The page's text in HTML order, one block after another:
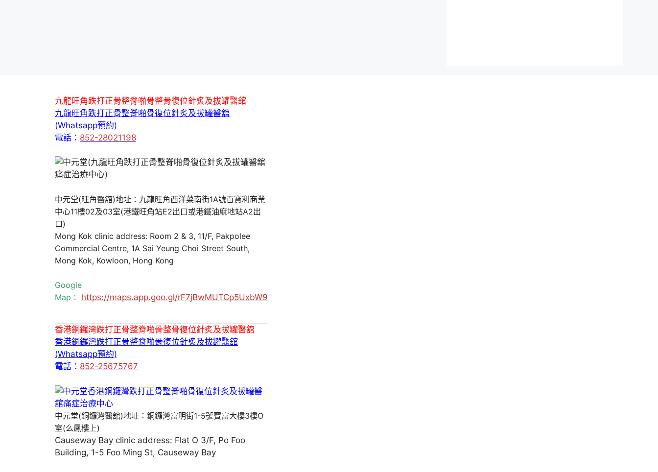
九龍旺角跌打正骨整脊啪骨整骨復位針炙及拔罐醫舘
九龍旺角跌打正骨整脊啪骨復位針炙及拔罐醫舘
(Whatsapp預約)
電話： 852-28021198
中元堂(旺角醫舘)地址：九龍旺角西洋菜南街1A號百寶利商業
中心11樓02及03室(港鐵旺角站E2出口或港鐵油麻地站A2出
口)
Mong Kok clinic address: Room 2 & 3, 11/F, Pakpolee
Commercial Centre, 1A Sai Yeung Choi Street South,
Mong Kok, Kowloon, Hong Kong
Google
Map： https://maps.app.goo.gl/rF7jBwMUTCp5UxbW9
香港銅鑼灣跌打正骨整脊啪骨整骨復位針炙及拔罐醫舘
香港銅鑼灣跌打正骨整脊啪骨復位針炙及拔罐醫舘
(Whatsapp預約)
電話： 852-25675767
中元堂(銅鑼灣醫舘)地址：銅鑼灣富明街1-5號寶富大樓3樓O
室(么鳳樓上)
Causeway Bay clinic address: Flat O 3/F, Po Foo
Building, 1-5 Foo Ming St, Causeway Bay